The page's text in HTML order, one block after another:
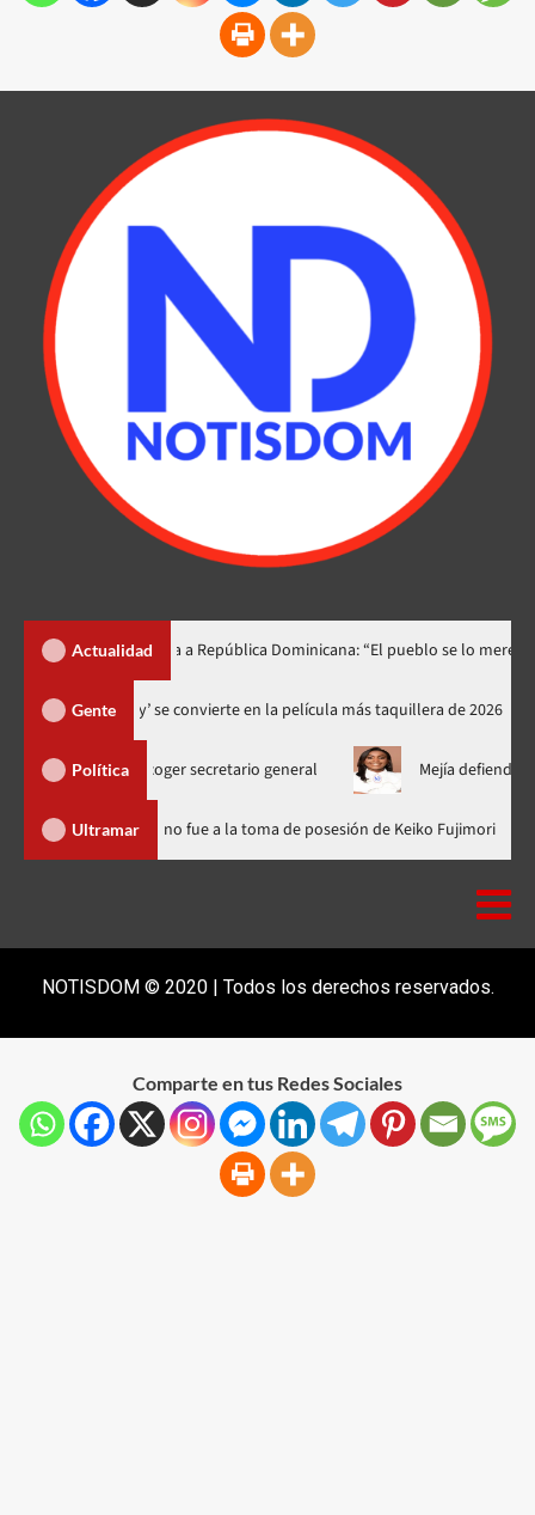
Actualidad
dedica a República Dominicana: “El pueblo se lo merece”
Gente
‘Spider-Man: Brand New Day’ se convierte en la película más
Política
escoger secretario general Mejía defiende consenso
Ultramar Luis Abinader no fue a la toma de posesión de
NOTISDOM © 2020 | Todos los derechos reservados.
Comparte en tus Redes Sociales